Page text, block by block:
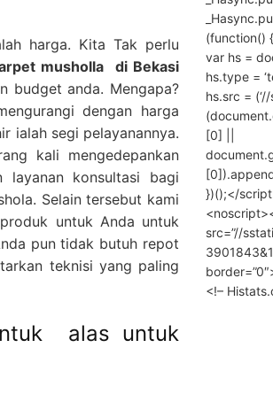
harga. Kita Tak perlu
musholla
di Bekasi
budget anda. Mengapa?
dengan harga
ialah segi pelayanannya.
kali mengedepankan
layanan konsultasi bagi
Selain tersebut kami
untuk Anda untuk
pun tidak butuh repot
teknisi yang paling
alas untuk
(function() {
var hs =
hs.type =
hs.src =
[0] ||
})();</
src=”//
<!–